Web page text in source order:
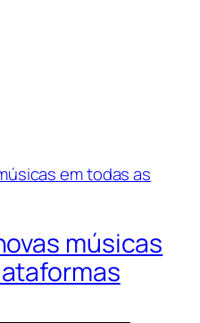
músicas